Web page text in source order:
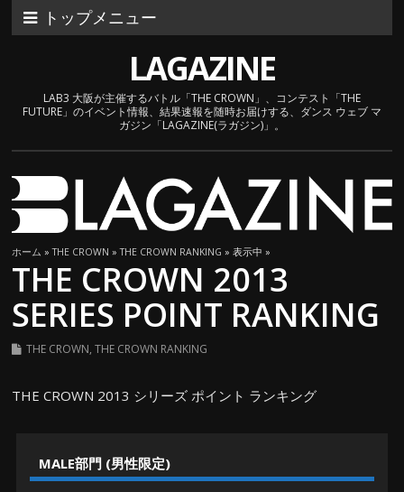
トップメニュー
LAGAZINE
LAB3 大阪が主催するバトル「THE CROWN」、コンテスト「THE
FUTURE」のイベント情報、結果速報を随時お届けする、ダンス ウェブ マ
ガジン「LAGAZINE(ラガジン)」。
ホーム »THE CROWN »THE CROWN RANKING » 表示中 »
THE CROWN 2013
SERIES POINT RANKING
THE CROWN,THE CROWN RANKING
THE CROWN 2013 シリーズ ポイント ランキング
MALE部門 (男性限定)